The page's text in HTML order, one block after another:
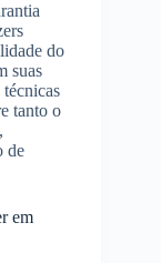
do
suas
tanto o
de
em